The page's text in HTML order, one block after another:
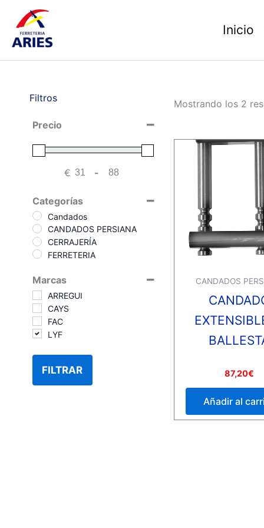
contenido
Inicio
Filtros
Precio
€ Minimum Price
-Maximum Price
Categorías
Candados
CANDADOS PERSIANA
CERRAJERÍA
FERRETERIA
Marcas
ARREGUI
CAYS
FAC
LYF
FILTRAR
Mostrando los 2
CANDADOS
0
87,20€
Añadir al